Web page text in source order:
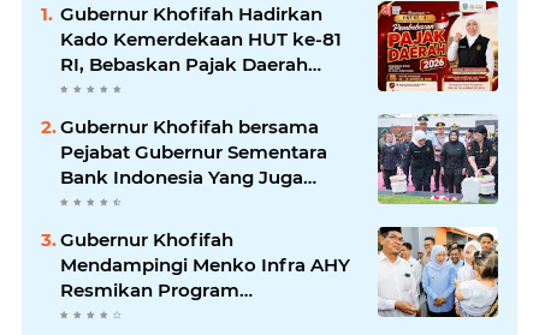
Gubernur Khofifah Hadirkan
Kado Kemerdekaan HUT ke-81
RI, Bebaskan Pajak Daerah
Selama Agustus 2026 untuk
Gubernur Khofifah bersama
Pejabat Gubernur Sementara
Bank Indonesia Yang Juga
Ketum MASTRIP Destry
Bunga di Monumen Pahlawan
TRIP di Malang
Gubernur Khofifah
Mendampingi Menko Infra AHY
Resmikan Program
Pengentasan Kawasan